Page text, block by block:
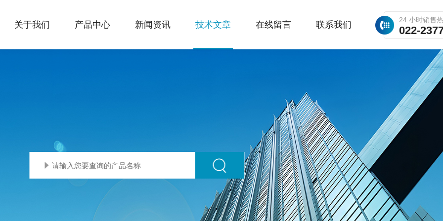
24 小时销售
022-
关于我们 产品中心 新闻资讯 技术文章 在线留言 联系我们